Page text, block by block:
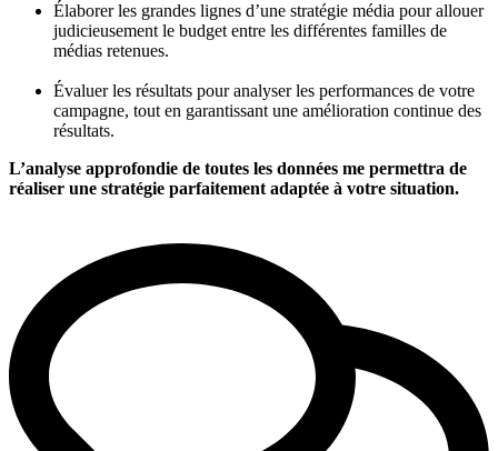
Élaborer les grandes lignes d’une stratégie média pour allouer
judicieusement le budget entre les différentes familles de
médias retenues.
Évaluer les résultats pour analyser les performances de votre
campagne, tout en garantissant une amélioration continue des
résultats.
L’analyse approfondie de toutes les données me permettra de
réaliser une stratégie parfaitement adaptée à votre situation.